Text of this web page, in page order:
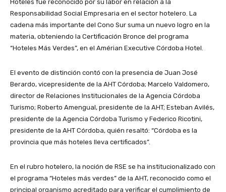
Hoteles fue reconocido por su labor en relación a la
Responsabilidad Social Empresaria en el sector hotelero. La
cadena más importante del Cono Sur suma un nuevo logro en la
materia, obteniendo la Certificación Bronce del programa
“Hoteles Más Verdes”, en el Amérian Executive Córdoba Hotel.
El evento de distinción contó con la presencia de Juan José
Berardo, vicepresidente de la AHT Córdoba; Marcelo Valdomero,
director de Relaciones Institucionales de la Agencia Córdoba
Turismo; Roberto Amengual, presidente de la AHT; Esteban Avilés,
presidente de la Agencia Córdoba Turismo y Federico Ricotini,
presidente de la AHT Córdoba, quién resaltó: “Córdoba es la
provincia que más hoteles lleva certificados”.
En el rubro hotelero, la noción de RSE se ha institucionalizado con
el programa “Hoteles más verdes” de la AHT, reconocido como el
principal organismo acreditado para verificar el cumplimiento de